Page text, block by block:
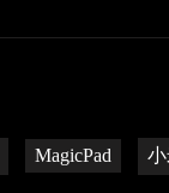
MagicPad